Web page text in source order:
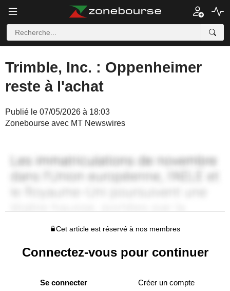
Trimble, Inc. : Oppenheimer
reste à l'achat
Publié le 07/05/2026 à 18:03
Zonebourse avec MT Newswires
Cet article est réservé à nos membres
Connectez-vous pour continuer
Se connecter Créer un compte